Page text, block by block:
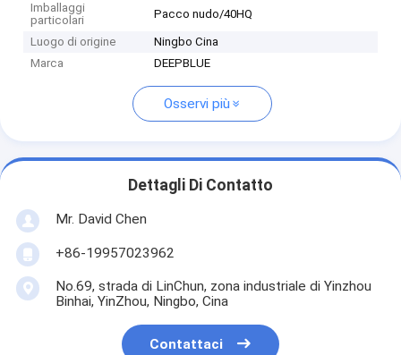
Imballaggi
particolari
Pacco nudo/40HQ
Luogo di origine
Ningbo Cina
Marca
DEEPBLUE
Osservi più
Dettagli Di Contatto
Mr. David Chen
+86-19957023962
No.69, strada di LinChun, zona industriale di Yinzhou
Binhai, YinZhou, Ningbo, Cina
Contattaci